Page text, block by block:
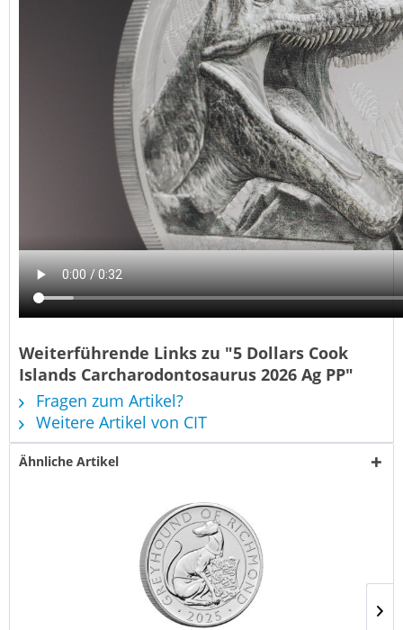
Weiterführende Links zu "5 Dollars Cook
Islands Carcharodontosaurus 2026 Ag PP"
Fragen zum Artikel?
Weitere Artikel von CIT
Ähnliche Artikel